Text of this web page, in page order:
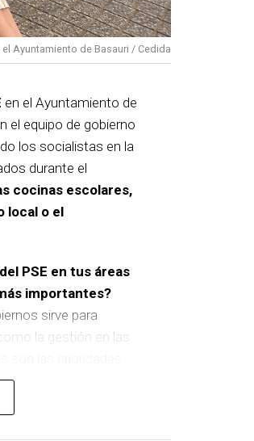
Ayuntamiento de Basauri / Cedida
en el Ayuntamiento de
el equipo de gobierno
los socialistas en la
durante el
cocinas escolares,
local o el
PSE en tus áreas
importantes?
sirve para
la gestión en las
la accesibilidad